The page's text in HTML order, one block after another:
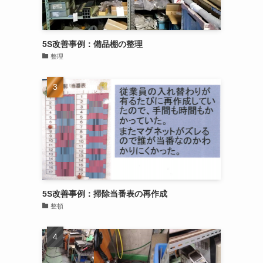
5S改善事例：備品棚の整理
整理
5S改善事例：掃除当番表の再作成
整頓